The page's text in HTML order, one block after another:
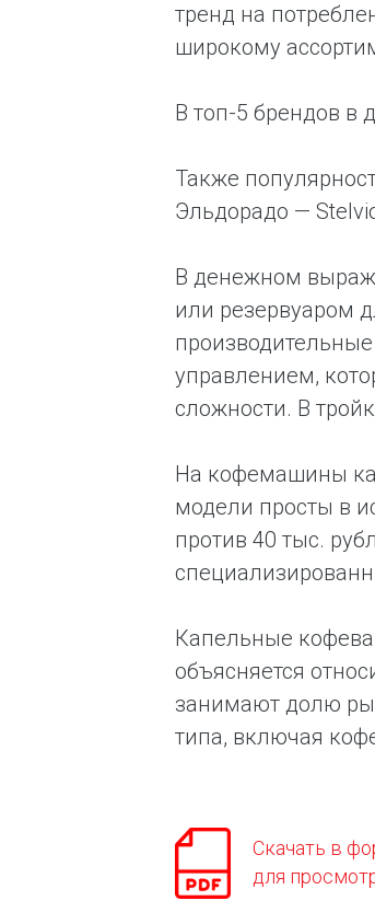
тренд на
широкому
В топ-5 брендов в
Также
Эльдорадо —
В денежном
или резервуаром
управлением,
сложности. В
На кофемашины
модели просты в
против 40 тыс.
Капельные
объясняется
занимают долю
типа, включая
Скачать в
для